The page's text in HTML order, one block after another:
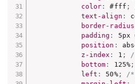
color : #fff ;
text-align :
border-radius
padding : 5px
position :
z-index : 1 ;
/
bottom : 125%;
left : 50%;
/*